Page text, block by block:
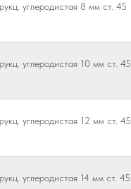
углеродистая 8 мм ст. 45
углеродистая 10 мм ст. 45
углеродистая 12 мм ст. 45
углеродистая 14 мм ст. 45